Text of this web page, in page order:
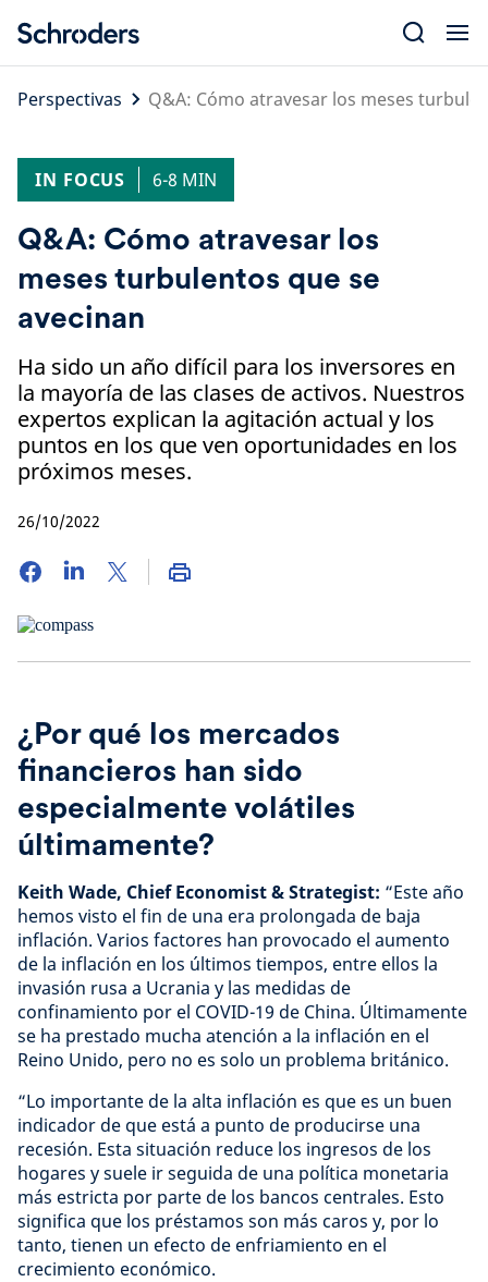
content
Perspectivas
Q&A: Cómo atravesar los meses
IN FOCUS 6-8 MIN
Q&A: Cómo atravesar los
meses turbulentos que se
avecinan
Ha sido un año difícil para los inversores en
la mayoría de las clases de activos. Nuestros
expertos explican la agitación actual y los
puntos en los que ven oportunidades en los
próximos meses.
26/10/2022
¿Por qué los mercados
financieros han sido
especialmente volátiles
últimamente?
Keith Wade, Chief Economist & Strategist: “Este año
hemos visto el fin de una era prolongada de baja
inflación. Varios factores han provocado el aumento
de la inflación en los últimos tiempos, entre ellos la
invasión rusa a Ucrania y las medidas de
confinamiento por el COVID-19 de China. Últimamente
se ha prestado mucha atención a la inflación en el
Reino Unido, pero no es solo un problema británico.
“Lo importante de la alta inflación es que es un buen
indicador de que está a punto de producirse una
recesión. Esta situación reduce los ingresos de los
hogares y suele ir seguida de una política monetaria
más estricta por parte de los bancos centrales. Esto
significa que los préstamos son más caros y, por lo
tanto, tienen un efecto de enfriamiento en el
crecimiento económico.